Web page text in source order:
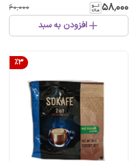
۵۸٬۰۰۰ ۶۰٬۰۰۰
افزودن به سبد
%3